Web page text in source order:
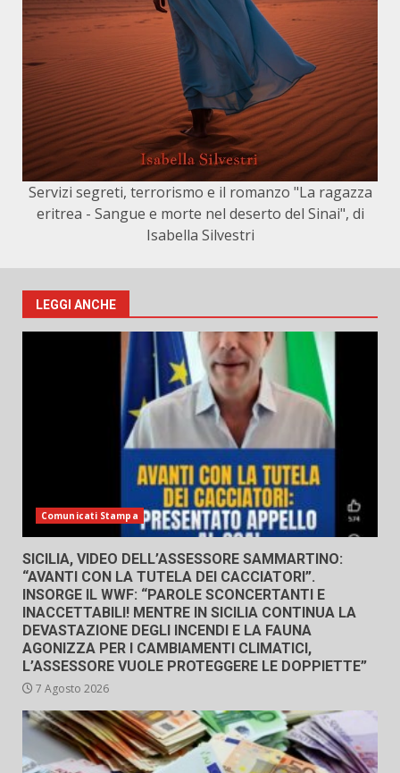
Servizi segreti, terrorismo e il romanzo "La ragazza
eritrea - Sangue e morte nel deserto del Sinai", di
Isabella Silvestri
LEGGI ANCHE
Comunicati Stampa
SICILIA, VIDEO DELL’ASSESSORE SAMMARTINO:
“AVANTI CON LA TUTELA DEI CACCIATORI”.
INSORGE IL WWF: “PAROLE SCONCERTANTI E
INACCETTABILI! MENTRE IN SICILIA CONTINUA LA
DEVASTAZIONE DEGLI INCENDI E LA FAUNA
AGONIZZA PER I CAMBIAMENTI CLIMATICI,
L’ASSESSORE VUOLE PROTEGGERE LE DOPPIETTE”
7 Agosto 2026